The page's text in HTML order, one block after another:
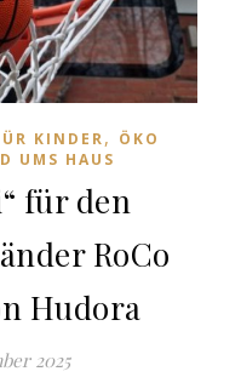
KINDER, ÖKO
UMS HAUS
für den
RoCo
Hudora
2025